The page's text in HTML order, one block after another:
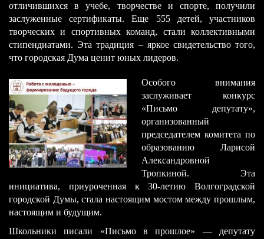
отличившихся в учебе, творчестве и спорте, получили
заслуженные сертификаты. Еще 555 детей, участников
творческ​их и спортивных команд, стали коллективными
стипендиатами. Эта традиция – яркое свидетельство того,
что городская Дума ценит юных лидеров.​
Особого внимания
заслуживает конкурс
«Письмо депутату»,
организованный
председателем комитета по
образованию Ларисой
Александровной
Тропкиной. Эта
инициатива, приуроченная к 30-летию Волгоградской
городской Думы, стала настоящим мостом между прошлым,
настоящим и будущим.
Школьники писали «Письмо в прошлое» — депутату